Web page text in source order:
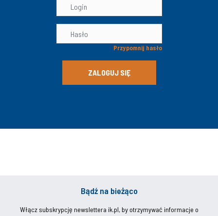
Przypomnij hasło
ZALOGUJ SIĘ
Bądź na bieżąco
Włącz subskrypcję newslettera ik.pl, by otrzymywać informacje o